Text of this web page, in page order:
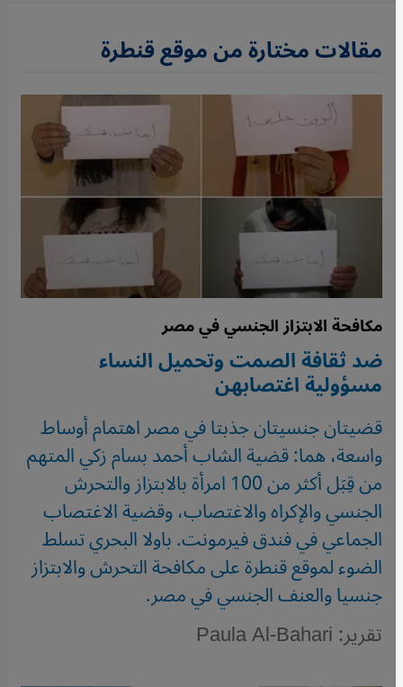
مقالات مختارة من موقع قنطرة
مكافحة الابتزاز الجنسي في مصر
ضد ثقافة الصمت وتحميل النساء
مسؤولية اغتصابهن
قضيتان جنسيتان جذبتا في مصر اهتمام أوساط
واسعة، هما: قضية الشاب أحمد بسام زكي المتهم
من قِبَل أكثر من 100 امرأة بالابتزاز والتحرش
الجنسي والإكراه والاغتصاب، وقضية الاغتصاب
الجماعي في فندق فيرمونت. باولا البحري تسلط
الضوء لموقع قنطرة على مكافحة التحرش والابتزاز
جنسيا والعنف الجنسي في مصر.
تقرير: Paula Al-Bahari